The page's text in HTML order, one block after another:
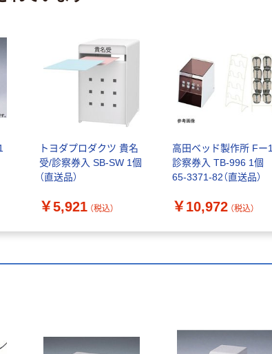
トヨダプロダクツ 貴名
受/診察券入 SB-SW 1個
（直送品）
￥5,921 （税込）
高田ベッド製作所 Fー1
診察券入 TB-996 1個
65-3371-82（直送品）
￥10,972 （税込）